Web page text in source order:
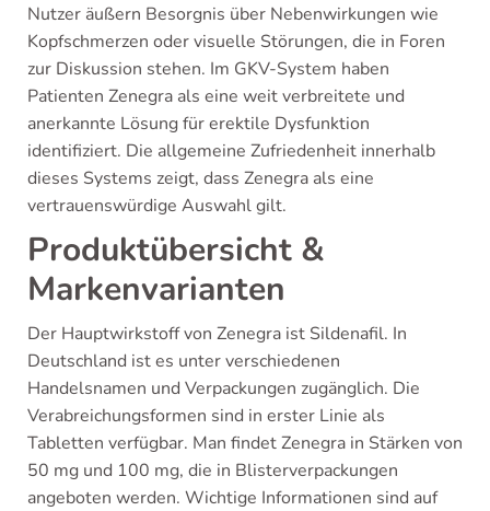
Nutzer äußern Besorgnis über Nebenwirkungen wie
Kopfschmerzen oder visuelle Störungen, die in Foren
zur Diskussion stehen. Im GKV-System haben
Patienten Zenegra als eine weit verbreitete und
anerkannte Lösung für erektile Dysfunktion
identifiziert. Die allgemeine Zufriedenheit innerhalb
dieses Systems zeigt, dass Zenegra als eine
vertrauenswürdige Auswahl gilt.
Produktübersicht &
Markenvarianten
Der Hauptwirkstoff von Zenegra ist Sildenafil. In
Deutschland ist es unter verschiedenen
Handelsnamen und Verpackungen zugänglich. Die
Verabreichungsformen sind in erster Linie als
Tabletten verfügbar. Man findet Zenegra in Stärken von
50 mg und 100 mg, die in Blisterverpackungen
angeboten werden. Wichtige Informationen sind auf